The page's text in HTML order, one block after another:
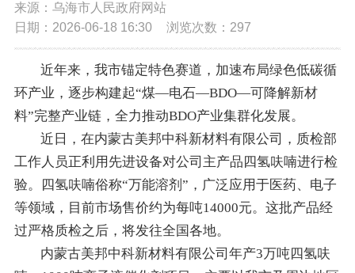
政务公开
政务服务
互动交流
数据发布
来源：乌海市人民政府网站
日期：2026-06-18 16:30
浏览次数： 297
近年来，我市锚定特色赛道，加速布局绿色低碳循
环产业，逐步构建起“煤—电石—BDO—可降解新材
料”完整产业链，全力推动BDO产业集群化发展。
近日，在内蒙古美邦中科新材料有限公司，质检部
工作人员正利用先进设备对公司主产品四氢呋喃进行检
验。四氢呋喃俗称“万能溶剂”，广泛应用于医药、电子
等领域，目前市场售价约为每吨14000元。这批产品经
过严格质检之后，将发往全国各地。
内蒙古美邦中科新材料有限公司年产3万吨四氢呋